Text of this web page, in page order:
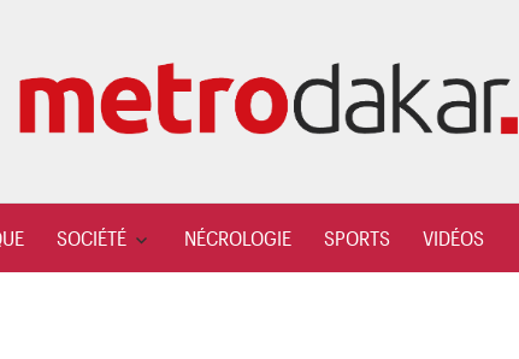
SOCIÉTÉ NÉCROLOGIE SPORTS VIDÉOS